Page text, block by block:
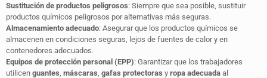
Sustitución de productos peligrosos: Siempre que sea posible, sustituir
productos químicos peligrosos por alternativas más seguras.
Almacenamiento adecuado: Asegurar que los productos químicos se
almacenen en condiciones seguras, lejos de fuentes de calor y en
contenedores adecuados.
Equipos de protección personal (EPP): Garantizar que los trabajadores
utilicen guantes máscaras gafas protectoras y ropa adecuada al